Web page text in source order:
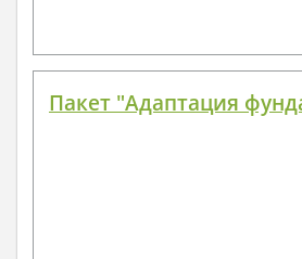
Пакет "Адаптация